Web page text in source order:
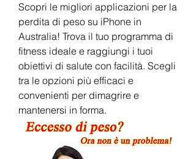
Scopri le migliori applicazioni per la
perdita di peso su iPhone in
Australia! Trova il tuo programma di
fitness ideale e raggiungi i tuoi
obiettivi di salute con facilità. Scegli
tra le opzioni più efficaci e
convenienti per dimagrire e
mantenersi in forma.